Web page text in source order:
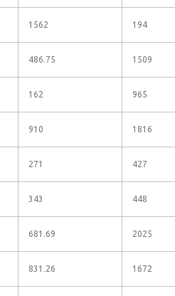
1562 194
486.75 1509
162 965
910 1816
271 427
343 448
681.69 2025
831.26 1672